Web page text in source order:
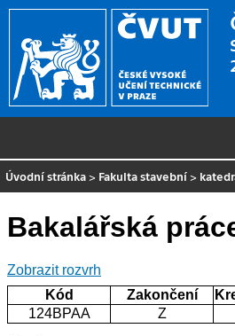
Úvodní stránka > Fakulta stavební >
Bakalářská
Zobrazit rozvrh
Kód
Zakončení
124BPAA
Z